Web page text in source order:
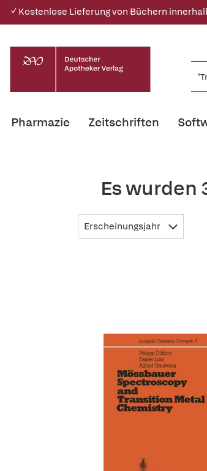
✓ Kostenlose Lieferung von Büchern
Pharmazie Zeitschriften
Es wurden
Erscheinungsjahr